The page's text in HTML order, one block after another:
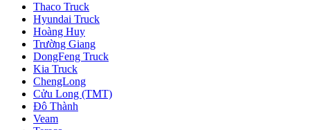
Thaco Truck
Hyundai Truck
Hoàng Huy
Trường Giang
DongFeng Truck
Kia Truck
ChengLong
Cửu Long (TMT)
Đô Thành
Veam